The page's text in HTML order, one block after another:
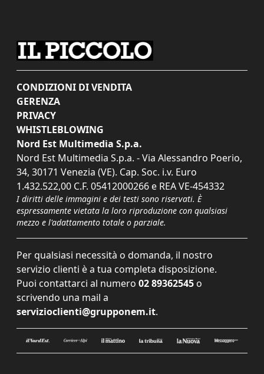
CONDIZIONI DI VENDITA
GERENZA
PRIVACY
WHISTLEBLOWING
Nord Est Multimedia S.p.a.
Nord Est Multimedia S.p.a. - Via Alessandro Poerio,
34, 30171 Venezia (VE). Cap. Soc. i.v. Euro
1.432.522,00 C.F. 05412000266 e REA VE-454332
I diritti delle immagini e dei testi sono riservati. È
espressamente vietata la loro riproduzione con qualsiasi
mezzo e l'adattamento totale o parziale.
Per qualsiasi necessità o domanda, il nostro
servizio clienti è a tua completa disposizione.
Puoi contattarci al numero 02 89362545 o
scrivendo una mail a
servizioclienti@grupponem.it.